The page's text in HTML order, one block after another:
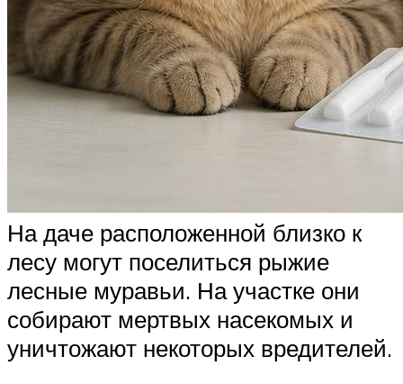
На даче расположенной близко к
лесу могут поселиться рыжие
лесные муравьи. На участке они
собирают мертвых насекомых и
уничтожают некоторых вредителей.